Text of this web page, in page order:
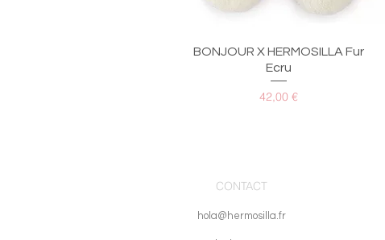
Aperçu rapide
BONJOUR X HERMOSILLA Fur
Ecru
Prix
42,00 €
CONTACT
hola@hermosilla.fr